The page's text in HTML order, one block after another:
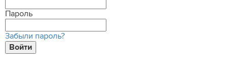
Пароль
Забыли пароль?
Войти